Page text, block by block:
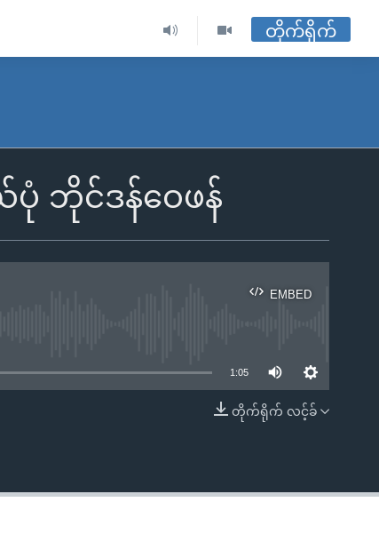
တိုက်ရိုက်
ပုံ ဘိုင်ဒန်ဝေဖန်
EMBED
EMBED
1:05
တိုက်ရိုက် လင့်ခ်